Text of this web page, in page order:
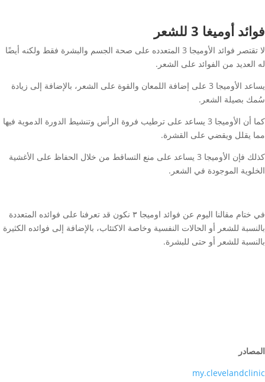
فوائد أوميغا 3 للشعر
لا تقتصر فوائد الأوميجا 3 المتعدده على صحة الجسم والبشرة فقط ولكنه أيضًا
له العديد من الفوائد على الشعر.
يساعد الأوميجا 3 على إضافة اللمعان والقوة على الشعر، بالإضافة إلى زيادة
سُمك بصيلة الشعر.
كما أن الأوميجا 3 يساعد على ترطيب فروة الرأس وتنشيط الدورة الدموية فيها
مما يقلل ويقضي على القشرة.
كذلك فإن الأوميجا 3 يساعد على منع التساقط من خلال الحفاظ على الأغشية
الخلوية الموجودة في الشعر.
في ختام مقالنا اليوم عن فوائد اوميجا ٣ نكون قد تعرفنا على فوائده المتعددة
بالنسبة للشعر أو الحالات النفسية وخاصة الاكتئاب، بالإضافة إلى فوائده الكثيرة
بالنسبة للشعر أو حتى للبشرة.
المصادر
my.clevelandclinic